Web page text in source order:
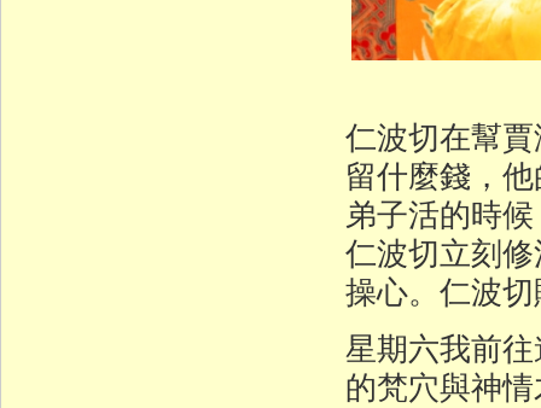
仁波切在幫
留什麼錢，
弟子活的時
仁波切立刻
操心。仁波
星期六我前
的梵穴與神